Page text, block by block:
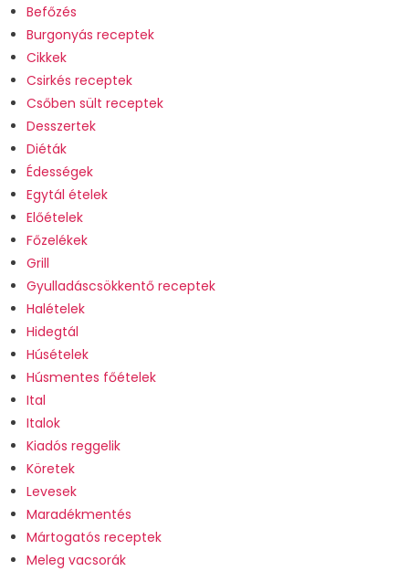
Befőzés
Burgonyás receptek
Cikkek
Csirkés receptek
Csőben sült receptek
Desszertek
Diéták
Édességek
Egytál ételek
Előételek
Főzelékek
Grill
Gyulladáscsökkentő receptek
Halételek
Hidegtál
Húsételek
Húsmentes főételek
Ital
Italok
Kiadós reggelik
Köretek
Levesek
Maradékmentés
Mártogatós receptek
Meleg vacsorák